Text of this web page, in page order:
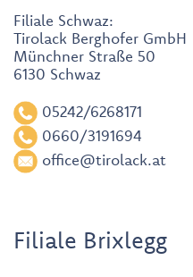
Filiale Schwaz:
Tirolack Berghofer GmbH
Münchner Straße 50
6130 Schwaz
05242/6268171
0660/3191694
office@tirolack.at
Filiale Brixlegg